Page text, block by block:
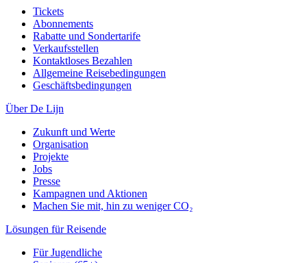
Tickets
Abonnements
Rabatte und Sondertarife
Verkaufsstellen
Kontaktloses Bezahlen
Allgemeine Reisebedingungen
Geschäftsbedingungen
Über De Lijn
Zukunft und Werte
Organisation
Projekte
Jobs
Presse
Kampagnen und Aktionen
Machen Sie mit, hin zu weniger CO₂
Lösungen für Reisende
Für Jugendliche